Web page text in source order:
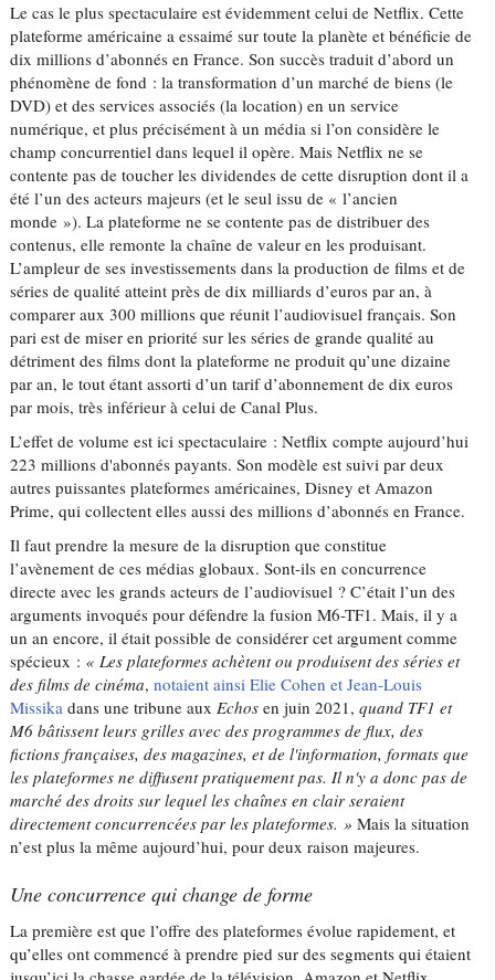
Le cas le plus spectaculaire est évidemment celui de Netflix. Cette
plateforme américaine a essaimé sur toute la planète et bénéficie de
dix millions d’abonnés en France. Son succès traduit d’abord un
phénomène de fond : la transformation d’un marché de biens (le
DVD) et des services associés (la location) en un service
numérique, et plus précisément à un média si l’on considère le
champ concurrentiel dans lequel il opère. Mais Netflix ne se
contente pas de toucher les dividendes de cette disruption dont il a
été l’un des acteurs majeurs (et le seul issu de « l’ancien
monde »). La plateforme ne se contente pas de distribuer des
contenus, elle remonte la chaîne de valeur en les produisant.
L’ampleur de ses investissements dans la production de films et de
séries de qualité atteint près de dix milliards d’euros par an, à
comparer aux 300 millions que réunit l’audiovisuel français. Son
pari est de miser en priorité sur les séries de grande qualité au
détriment des films dont la plateforme ne produit qu’une dizaine
par an, le tout étant assorti d’un tarif d’abonnement de dix euros
par mois, très inférieur à celui de Canal Plus.
L’effet de volume est ici spectaculaire : Netflix compte aujourd’hui
223 millions d'abonnés payants. Son modèle est suivi par deux
autres puissantes plateformes américaines, Disney et Amazon
Prime, qui collectent elles aussi des millions d’abonnés en France.
Il faut prendre la mesure de la disruption que constitue
l’avènement de ces médias globaux. Sont-ils en concurrence
directe avec les grands acteurs de l’audiovisuel ? C’était l’un des
arguments invoqués pour défendre la fusion M6-TF1. Mais, il y a
un an encore, il était possible de considérer cet argument comme
spécieux : «Les plateformes achètent ou produisent des séries et
des films de cinéma,notaient ainsi Elie Cohen et Jean-Louis
Missika dans une tribune auxEchosen juin 2021,quand TF1 et
M6 bâtissent leurs grilles avec des programmes de flux, des
fictions françaises, des magazines, et de l'information, formats que
les plateformes ne diffusent pratiquement pas. Il n'y a donc pas de
marché des droits sur lequel les chaînes en clair seraient
directement concurrencées par les plateformes. » Mais la situation
n’est plus la même aujourd’hui, pour deux raison majeures.
Une concurrence qui change de forme
La première est que l’offre des plateformes évolue rapidement, et
qu’elles ont commencé à prendre pied sur des segments qui étaient